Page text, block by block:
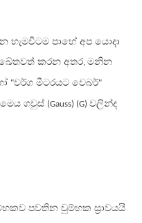
පාහේ අප යොදා
කරන අතර, මනින
"වර්ග මීටරයට වෙබර්"
ගවුස් (Gauss) (G) වලින්ද
පවතින චුම්භක ස්‍රාවයයි